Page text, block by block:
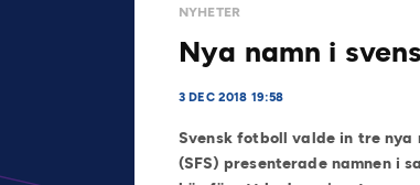
NYHETER
Nya namn i
3 DEC 2018 19:58
Svensk fotboll valde in tre nya
(SFS) presenterade namnen i